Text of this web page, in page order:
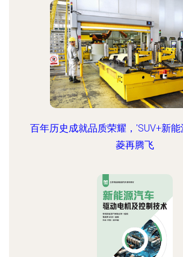
百年历史成就品质荣耀，'SUV+新
菱再腾飞